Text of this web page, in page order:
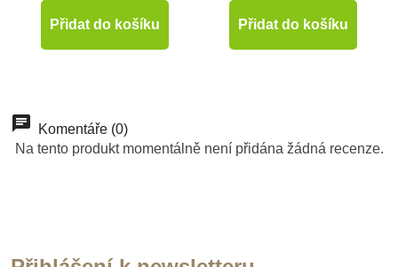
Přidat do košíku Přidat do košíku
Výprodej
Komentáře (0)
Na tento produkt momentálně není přidána žádná recenze.